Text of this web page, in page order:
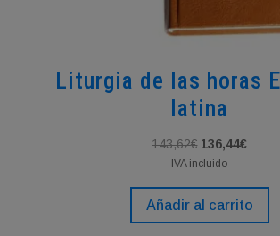
Liturgia de las horas
latina
143,62€ El
precio
original
era:
143,62€.
136,44€El
actual
es:
IVA incluido
Añadir al carrito